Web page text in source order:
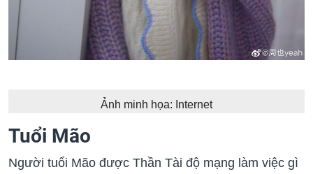
Ảnh minh họa: Internet
Tuổi Mão
Người tuổi Mão được Thần Tài độ mạng làm việc gì